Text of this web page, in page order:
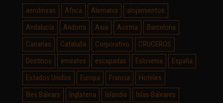
aerolineas Africa Alemania
alojamientos
Andalucía
Andorra Asia Austria
Barcelona
Canarias
Cataluña Corporativo
CRUCEROS
Destinos
emirates escapadas Eslovenia
España
Estados Unidos
Europa Francia
Hoteles
Illes Balears
Inglaterra Islandia
Islas Baleares